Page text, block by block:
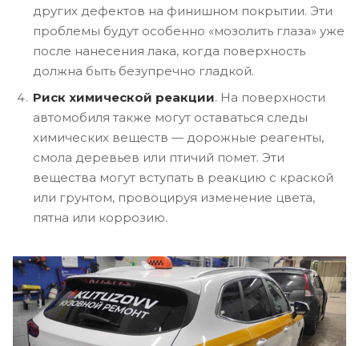
других дефектов на финишном покрытии. Эти
проблемы будут особенно «мозолить глаза» уже
после нанесения лака, когда поверхность
должна быть безупречно гладкой.
Риск химической реакции. На поверхности
автомобиля также могут оставаться следы
химических веществ — дорожные реагенты,
смола деревьев или птичий помет. Эти
вещества могут вступать в реакцию с краской
или грунтом, провоцируя изменение цвета,
пятна или коррозию.